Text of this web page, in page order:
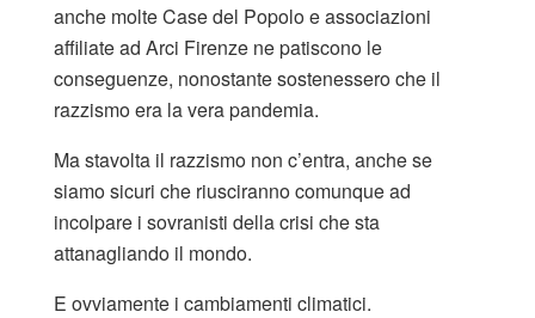
anche molte Case del Popolo e associazioni
affiliate ad Arci Firenze ne patiscono le
conseguenze, nonostante sostenessero che il
razzismo era la vera pandemia.
Ma stavolta il razzismo non c’entra, anche se
siamo sicuri che riusciranno comunque ad
incolpare i sovranisti della crisi che sta
attanagliando il mondo.
E ovviamente i cambiamenti climatici.